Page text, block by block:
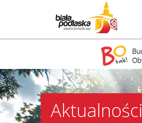
Aktualności